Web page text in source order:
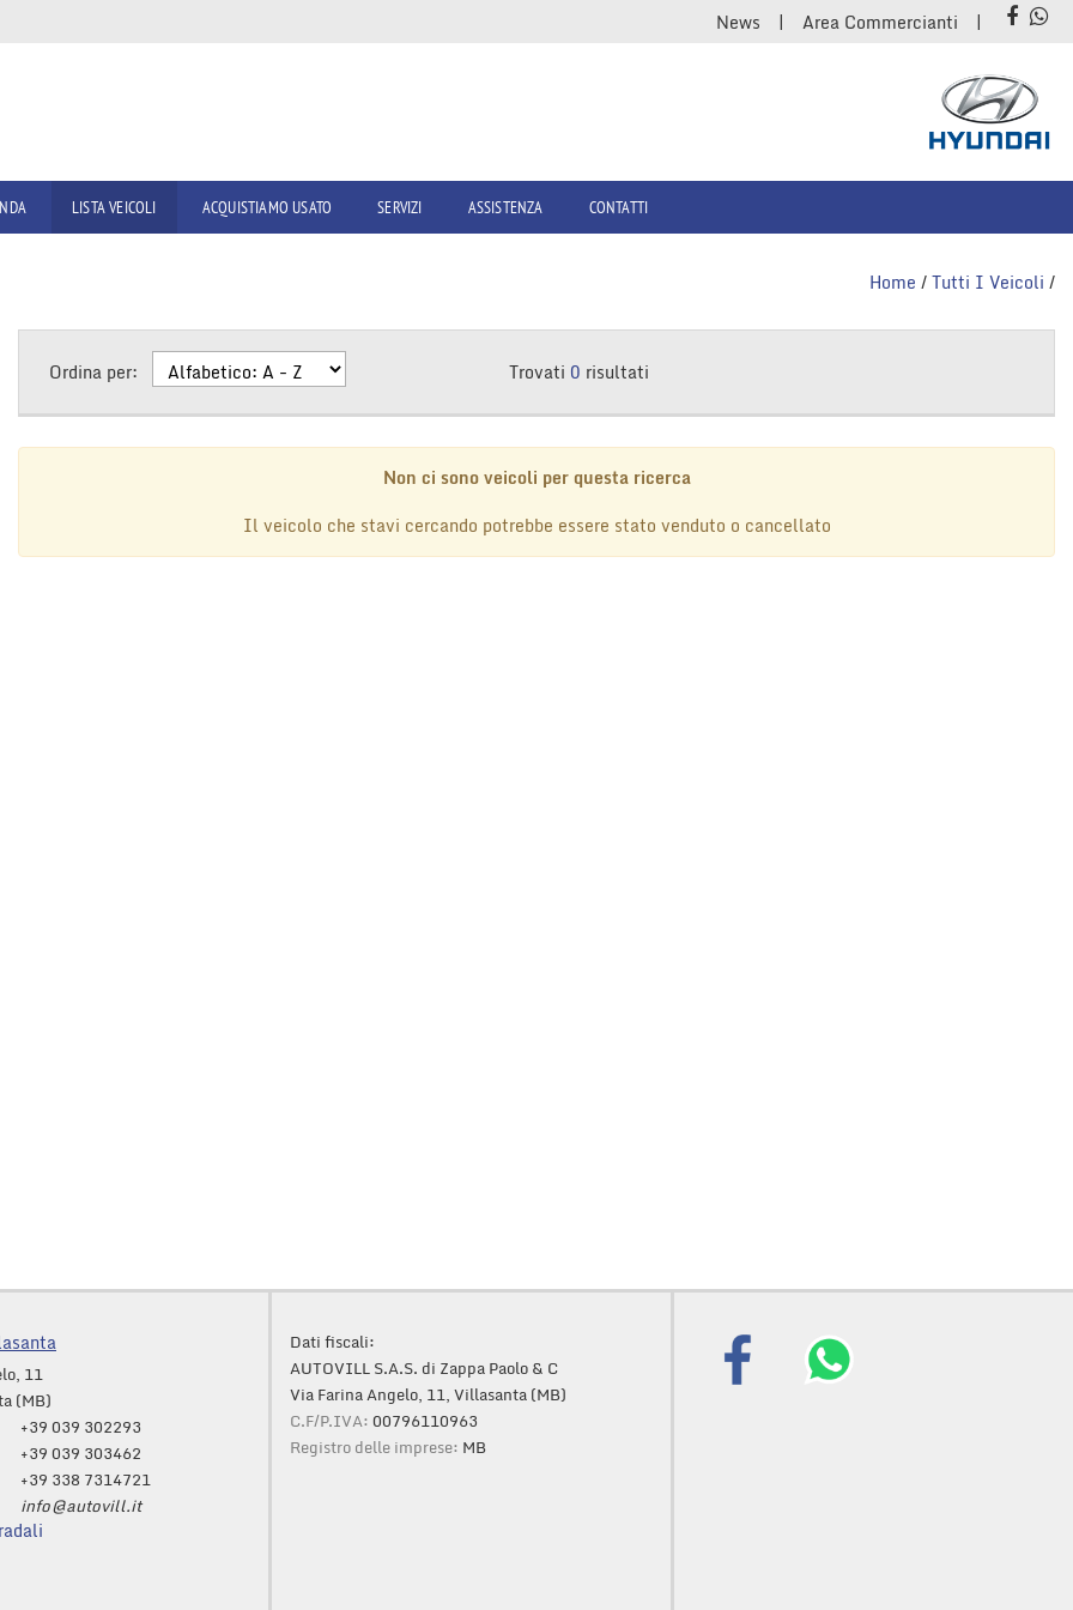
News Area Commercianti
LISTA VEICOLI ACQUISTIAMO USATO SERVIZI ASSISTENZA CONTATTI
Home /Tutti I Veicoli /
Ordina per: Trovati 0 risultati
Non ci sono veicoli per questa ricerca
Il veicolo che stavi cercando potrebbe essere stato venduto o cancellato
11
(MB)
+39 039 302293
+39 039 303462
+39 338 7314721
info@autovill.it
Dati fiscali:
AUTOVILL S.A.S. di Zappa Paolo & C
Via Farina Angelo, 11, Villasanta (MB)
C.F/P.IVA:00796110963
Registro delle imprese: MB